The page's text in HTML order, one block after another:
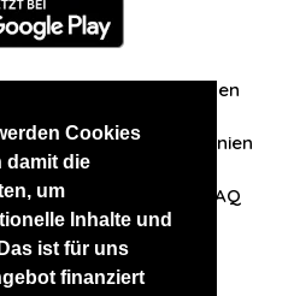
Cookies
damit die
um
Inhalte und
ist für uns
finanziert
Zuschriften/Erfahrungen
AGB Datenschutzrichtlinien
uns auf FAQ
Websites